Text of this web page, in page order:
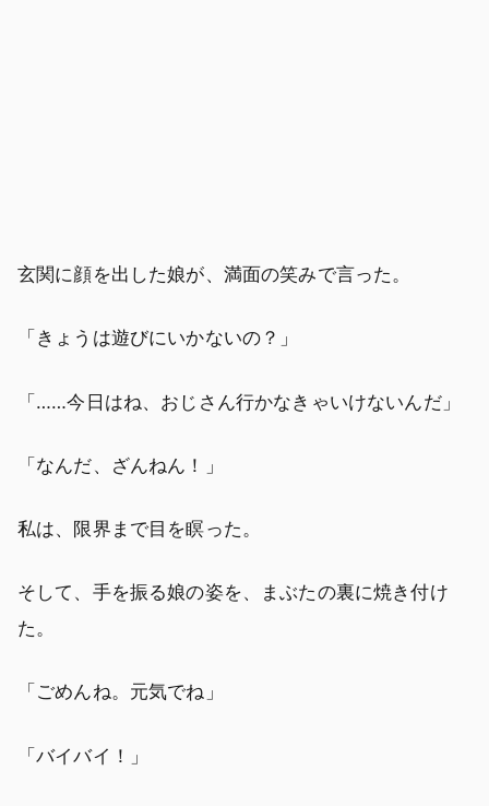
玄関に顔を出した娘が、満面の笑みで言った。
「きょうは遊びにいかないの？」
「……今日はね、おじさん行かなきゃいけないんだ」
「なんだ、ざんねん！」
私は、限界まで目を瞑った。
そして、手を振る娘の姿を、まぶたの裏に焼き付け
た。
「ごめんね。元気でね」
「バイバイ！」